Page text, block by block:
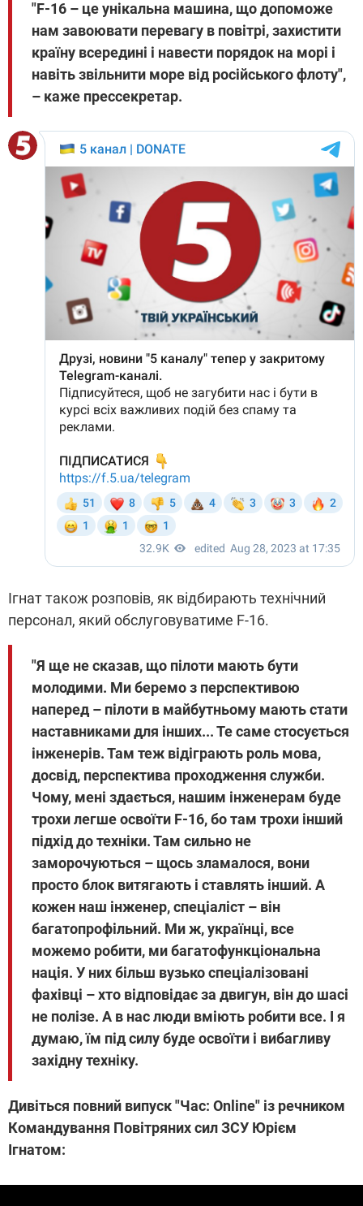
"F-16 – це унікальна машина, що допоможе
нам завоювати перевагу в повітрі, захистити
країну всередині і навести порядок на морі і
навіть звільнити море від російського флоту",
– каже прессекретар.
Ігнат також розповів, як відбирають технічний
персонал, який обслуговуватиме F-16.
"Я ще не сказав, що пілоти мають бути
молодими. Ми беремо з перспективою
наперед – пілоти в майбутньому мають стати
наставниками для інших... Те саме стосується
інженерів. Там теж відіграють роль мова,
досвід, перспектива проходження служби.
Чому, мені здається, нашим інженерам буде
трохи легше освоїти F-16, бо там трохи інший
підхід до техніки. Там сильно не
заморочуються – щось зламалося, вони
просто блок витягають і ставлять інший. А
кожен наш інженер, спеціаліст – він
багатопрофільний. Ми ж, українці, все
можемо робити, ми багатофункціональна
нація. У них більш вузько спеціалізовані
фахівці – хто відповідає за двигун, він до шасі
не полізе. А в нас люди вміють робити все. І я
думаю, їм під силу буде освоїти і вибагливу
західну техніку.
Дивіться повний випуск "Час: Online" із речником
Командування Повітряних сил ЗСУ Юрієм
Ігнатом: